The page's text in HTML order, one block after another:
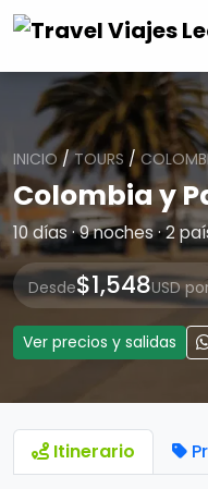
INICIO/TOURS /
Colombia y
10 días · 9 noches · 2
Desde$1,548USD
Ver precios y salidas
Itinerario